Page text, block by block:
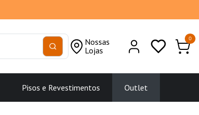
Nossas
Lojas
0
Pisos e Revestimentos Outlet